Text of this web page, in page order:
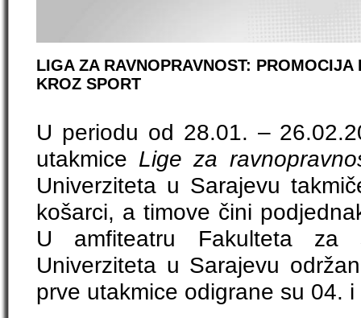
LIGA ZA RAVNOPRAVNOST: PROMOCIJA
KROZ SPORT
U periodu od 28.01. –
utakmice Lige za
Univerziteta u Sarajevu
košarci, a timove čini
U amfiteatru Fakulteta
Univerziteta u Sarajevu
prve utakmice odigrane su 04.